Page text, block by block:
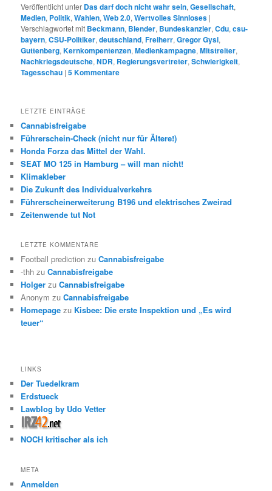
Veröffentlicht unter Das darf doch nicht wahr sein,Gesellschaft,
Medien, Politik,Wahlen,Web 2.0,Wertvolles Sinnloses |
Verschlagwortet mit Beckmann, Blender, Bundeskanzler,Cdu,csu-
bayern,CSU-Politiker,deutschland,Freiherr,Gregor Gysi,
Guttenberg,Kernkompentenzen,Medienkampagne,Mitstreiter,
Nachkriegsdeutsche,NDR, Regierungsvertreter,Schwierigkeit,
Tagesschau |5Kommentare
LETZTE EINTRÄGE
Cannabisfreigabe
Führerschein-Check (nicht nur für Ältere!)
Honda Forza das Mittel der Wahl.
SEAT MO 125 in Hamburg – will man nicht!
Klimakleber
Die Zukunft des Individualverkehrs
Führerscheinerweiterung B196 und elektrisches Zweirad
Zeitenwende tut Not
LETZTE KOMMENTARE
Football prediction zuCannabisfreigabe
-thh zuCannabisfreigabe
Holger zuCannabisfreigabe
Anonym zuCannabisfreigabe
Homepage zu Kisbee: Die erste Inspektion und „Es wird
teuer“
LINKS
Der Tuedelkram
Erdstueck
Lawblog by Udo Vetter
NOCH kritischer als ich
META
Anmelden